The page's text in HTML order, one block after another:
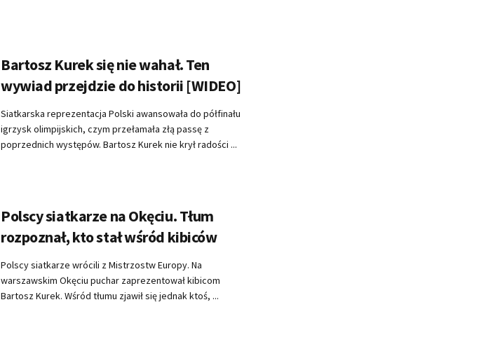
Bartosz Kurek się nie wahał. Ten
wywiad przejdzie do historii [WIDEO]
Siatkarska reprezentacja Polski awansowała do półfinału
igrzysk olimpijskich, czym przełamała złą passę z
poprzednich występów. Bartosz Kurek nie krył radości ...
Polscy siatkarze na Okęciu. Tłum
rozpoznał, kto stał wśród kibiców
Polscy siatkarze wrócili z Mistrzostw Europy. Na
warszawskim Okęciu puchar zaprezentował kibicom
Bartosz Kurek. Wśród tłumu zjawił się jednak ktoś, ...